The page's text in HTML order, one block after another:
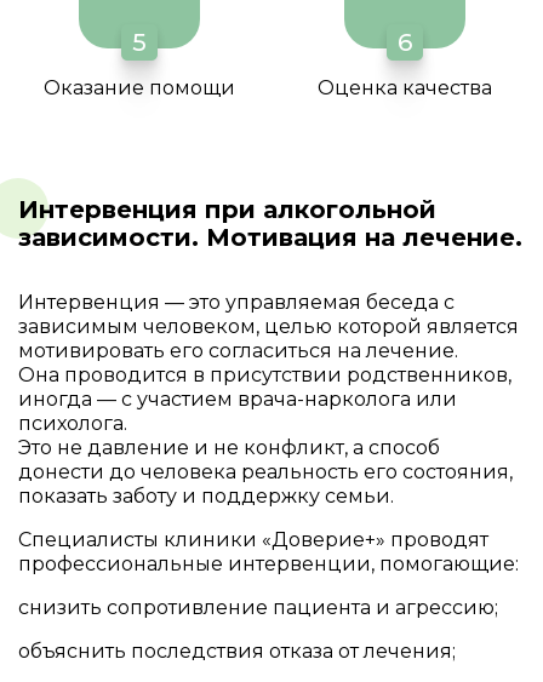
5
Оказание помощи
6
Оценка качества
Интервенция при алкогольной
зависимости. Мотивация на лечение.
Интервенция — это управляемая беседа с
зависимым человеком, целью которой является
мотивировать его согласиться на лечение.
Она проводится в присутствии родственников,
иногда — с участием врача-нарколога или
психолога.
Это не давление и не конфликт, а способ
донести до человека реальность его состояния,
показать заботу и поддержку семьи.
Специалисты клиники «Доверие+» проводят
профессиональные интервенции, помогающие:
снизить сопротивление пациента и агрессию;
объяснить последствия отказа от лечения;